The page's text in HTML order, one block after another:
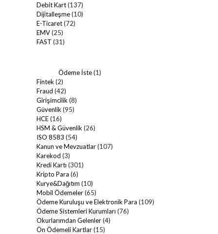
Debit Kart(137)
Dijitalleşme(10)
E-Ticaret(72)
EMV(25)
FAST (31)
Ödeme İste(1)
Fintek (2)
Fraud (42)
Girişimcilik (8)
Güvenlik (95)
HCE(16)
HSM & Güvenlik (26)
ISO 8583 (54)
Kanun ve Mevzuatlar(107)
Karekod (3)
Kredi Kartı (301)
Kripto Para (6)
Kurye&Dağıtım (10)
Mobil Ödemeler(65)
Ödeme Kuruluşu ve Elektronik Para (109)
Ödeme Sistemleri Kurumları (76)
Okurlarımdan Gelenler(4)
Ön Ödemeli Kartlar(15)